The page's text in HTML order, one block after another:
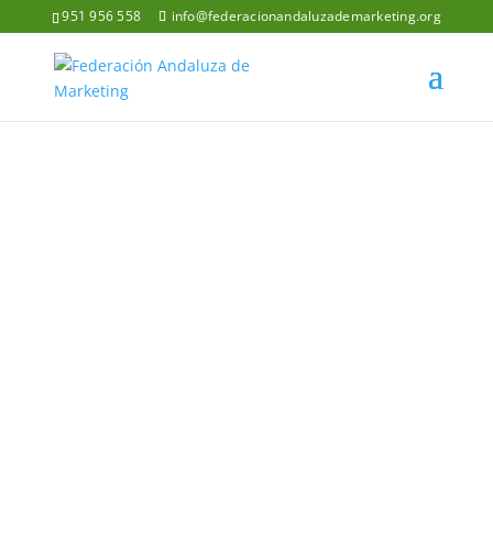
951 956 558 info@federacionandaluzademarketing.org